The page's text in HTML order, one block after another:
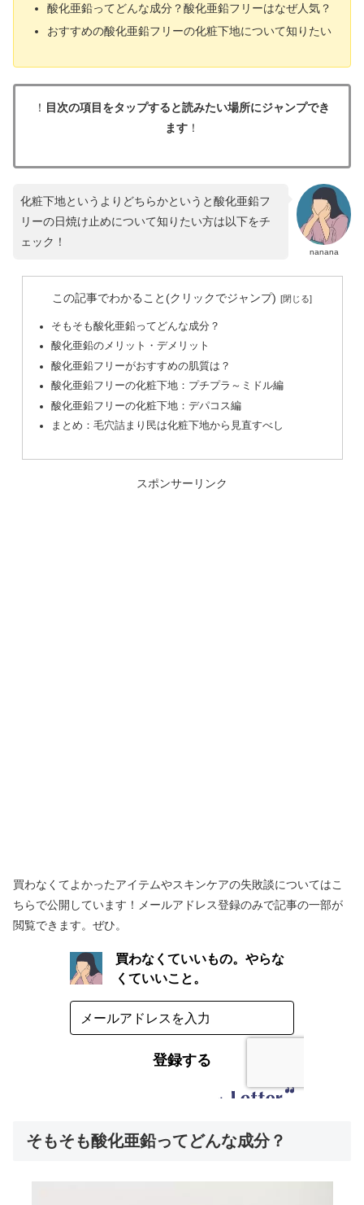
酸化亜鉛ってどんな成分？酸化亜鉛フリーはなぜ人気？
おすすめの酸化亜鉛フリーの化粧下地について知りたい
！ 目次の項目をタップすると読みたい場所にジャンプでき
ます ！
nanana
化粧下地というよりどちらかというと酸化亜鉛フ
リーの日焼け止めについて知りたい方は以下をチ
ェック！
この記事でわかること(クリックでジャンプ)
そもそも酸化亜鉛ってどんな成分？
酸化亜鉛のメリット・デメリット
酸化亜鉛フリーがおすすめの肌質は？
酸化亜鉛フリーの化粧下地：プチプラ～ミドル編
酸化亜鉛フリーの化粧下地：デパコス編
まとめ：毛穴詰まり民は化粧下地から見直すべし
スポンサーリンク
買わなくてよかったアイテムやスキンケアの失敗談についてはこ
ちらで公開しています！メールアドレス登録のみで記事の一部が
閲覧できます。ぜひ。
そもそも酸化亜鉛ってどんな成分？